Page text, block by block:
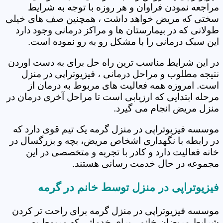
مراجعه نمودن فراوان و هر روزه با توجه به شرایط
سختی که مریض خواهد داشت ، همچنین صف های خیلی
طولانی که در بیمارستان ها و مراکز درمانی وجود دارد
این سبک درمانی را با مشکل رو به رو نموده است.
در این شرایط مناسب ترین راه حل برای به دست اوردن
نتیجه مطلوب و مراحل درمانی ، فیزیوتراپی در منزل
است. امروزه همه فعالیت های مربوط به درمان از
مرحله ابتدایی که ارزیابی است تا مراحل آخری درمان در
منزل مریض انجام می گیرد.
موسسه فیزیوتراپی در منزل گرمه یک تیم قوی دارد که
در رابطه با نگهداری اشخاص مریض، بچه و بزرگسال در
خانه فعالیت دارد و کادر با تجربه و متخصصی در این
مجموعه در حال خدمت رسانی هستند.
فیزیوتراپی در منزل توسط خانم در گرمه
موسسه فیزیوتراپی در منزل گرمه برای راحت تر کردن